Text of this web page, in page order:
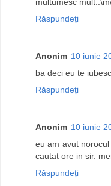
multumesc
Răspundeți
Anonim 10 iunie
ba deci eu te
Răspundeți
Anonim 10 iunie
eu am avut
cautat ore in sir.
Răspundeți